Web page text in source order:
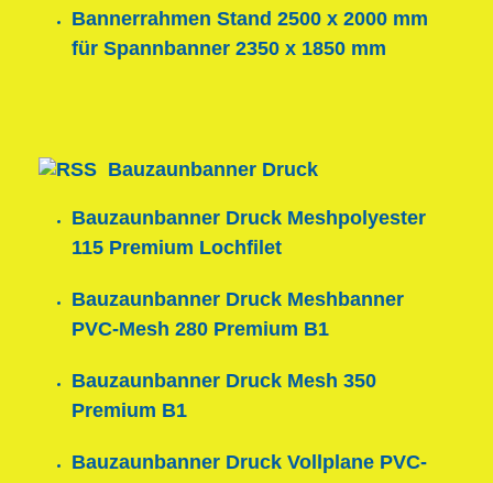
Bannerrahmen Stand 2500 x 2000 mm
für Spannbanner 2350 x 1850 mm
Bauzaunbanner Druck
Bauzaunbanner Druck Meshpolyester
115 Premium Lochfilet
Bauzaunbanner Druck Meshbanner
PVC-Mesh 280 Premium B1
Bauzaunbanner Druck Mesh 350
Premium B1
Bauzaunbanner Druck Vollplane PVC-